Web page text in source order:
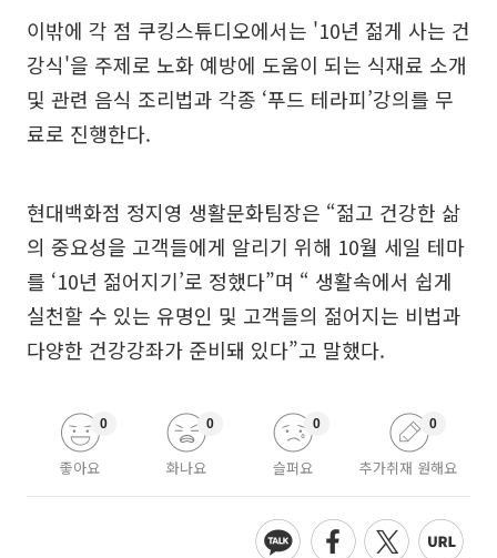
이밖에 각 점 쿠킹스튜디오에서는 '10년 젊게 사는 건
강식'을 주제로 노화 예방에 도움이 되는 식재료 소개
및 관련 음식 조리법과 각종 ‘푸드 테라피’강의를 무
료로 진행한다.
현대백화점 정지영 생활문화팀장은 “젊고 건강한 삶
의 중요성을 고객들에게 알리기 위해 10월 세일 테마
를 ‘10년 젊어지기’로 정했다”며 “ 생활속에서 쉽게
실천할 수 있는 유명인 및 고객들의 젊어지는 비법과
다양한 건강강좌가 준비돼 있다”고 말했다.
좋아요
0
화나요
0
슬퍼요
0
추가취재 원해요
0